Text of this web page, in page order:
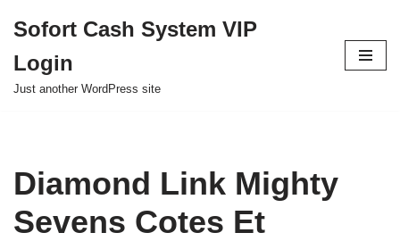
Inhalt
springen
Sofort Cash System VIP
Login
Just another WordPress site
Diamond Link Mighty
Sevens Cotes Et